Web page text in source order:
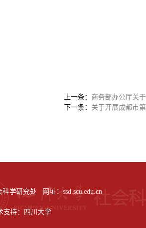
上一条： 商务部办公厅关
下一条： 关于开展成都市
学研究处 网址：ssd.scu.edu.cn
支持：四川大学